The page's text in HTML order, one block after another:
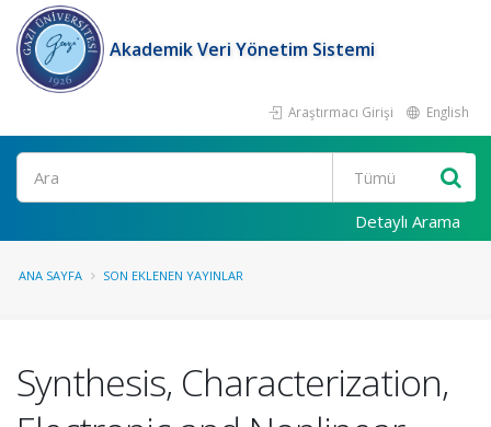
Akademik Veri Yönetim Sistemi
Araştırmacı Girişi English
Ara
Detaylı Arama
ANA SAYFA SON EKLENEN YAYINLAR
Synthesis, Characterization,